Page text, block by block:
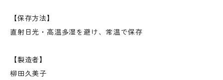
【保存方法】
直射日光・高温多湿を避け、常温で保存
【製造者】
柳田久美子